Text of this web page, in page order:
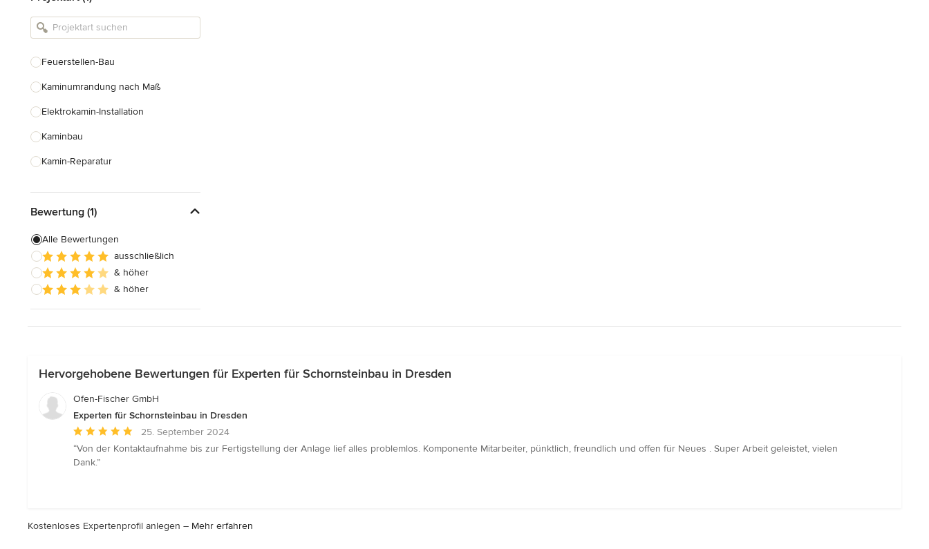
Armaturen & Sanitärbedarf
Feuerstellen-Bau
Kaminumrandung nach Maß
Elektrokamin-Installation
Kaminbau
Kamin-Reparatur
Schornsteinbau
Alle anzeigen
Bewertung (1)
Alle Bewertungen
ausschließlich
& höher
& höher
Hervorgehobene Bewertungen für Experten für Schornsteinbau in Dresden
Ofen-Fischer GmbH
Experten für Schornsteinbau in Dresden
Durchschnittliche
Bewertung:
5
25. September 2024
“Von der Kontaktaufnahme bis zur Fertigstellung der Anlage lief alles problemlos. Komponente Mitarbeiter, pünktlich, freundlich und offen für Neues . Super Arbeit geleistet, vielen
Dank.”
Kostenloses Expertenprofil anlegen – Mehr erfahren